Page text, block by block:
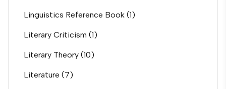
Linguistics Reference Book (1)
Literary Criticism (1)
Literary Theory (10)
Literature (7)